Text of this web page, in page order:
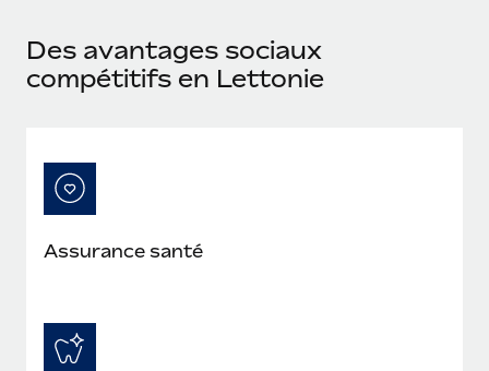
Des avantages sociaux
compétitifs en Lettonie
Assurance santé